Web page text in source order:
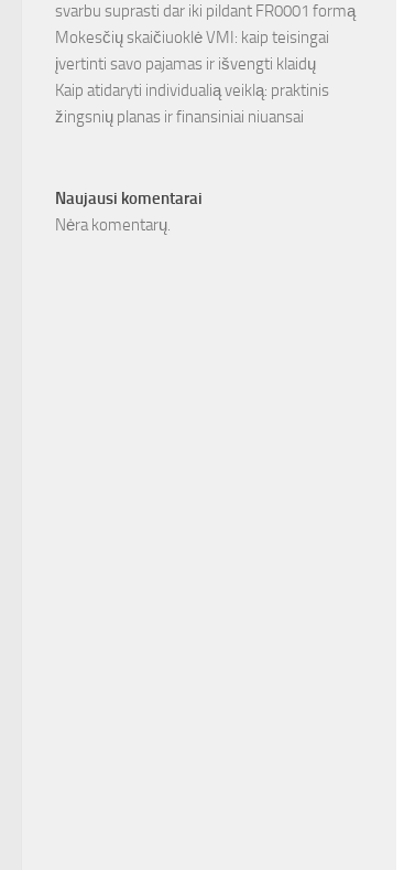
svarbu suprasti dar iki pildant FR0001 formą
Mokesčių skaičiuoklė VMI: kaip teisingai
įvertinti savo pajamas ir išvengti klaidų
Kaip atidaryti individualią veiklą: praktinis
žingsnių planas ir finansiniai niuansai
Naujausi komentarai
Nėra komentarų.